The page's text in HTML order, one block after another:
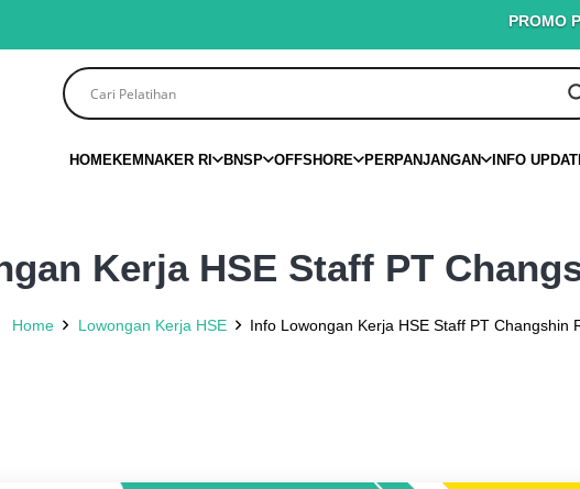
PROMO
HOMEKEMNAKER RI BNSP OFFSHORE PERPANJANGAN INFO
Kerja HSE Staff PT
Home Lowongan Kerja HSE Info Lowongan Kerja HSE Staff PT Changshin